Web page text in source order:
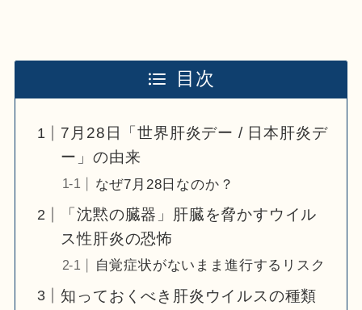
目次
7月28日「世界肝炎デー / 日本肝炎デ
ー」の由来
なぜ7月28日なのか？
「沈黙の臓器」肝臓を脅かすウイル
ス性肝炎の恐怖
自覚症状がないまま進行するリスク
知っておくべき肝炎ウイルスの種類